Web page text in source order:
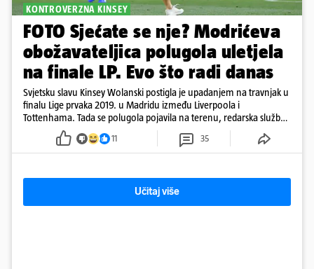
KONTROVERZNA KINSEY
FOTO Sjećate se nje? Modrićeva
obožavateljica polugola uletjela
na finale LP. Evo što radi danas
Svjetsku slavu Kinsey Wolanski postigla je upadanjem na travnjak u
finalu Lige prvaka 2019. u Madridu između Liverpoola i
Tottenhama. Tada se polugola pojavila na terenu, redarska služba
ju je lovila po travnjaku, a njezine fotografije obišle su svijet.
11 35
Učitaj više